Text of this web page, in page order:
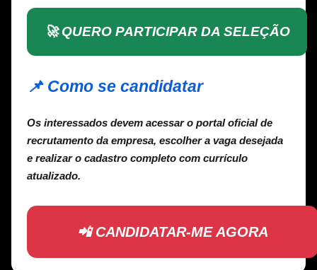
🚀 QUERO PARTICIPAR DA SELEÇÃO
📌 Como se candidatar
Os interessados devem acessar o portal oficial de
recrutamento da empresa, escolher a vaga desejada
e realizar o cadastro completo com currículo
atualizado.
📲 CANDIDATAR-ME AGORA